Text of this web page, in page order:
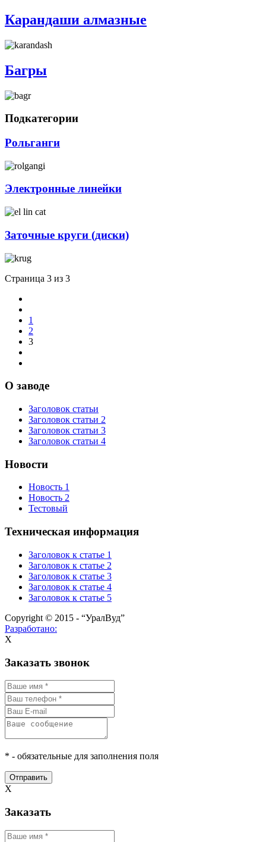
Карандаши алмазные
Багры
Подкатегории
Рольганги
Электронные линейки
Заточные круги (диски)
Страница 3 из 3
1
2
3
О заводе
Заголовок статьи
Заголовок статьи 2
Заголовок статьи 3
Заголовок статьи 4
Новости
Новость 1
Новость 2
Тестовый
Техническая информация
Заголовок к статье 1
Заголовок к статье 2
Заголовок к статье 3
Заголовок к статье 4
Заголовок к статье 5
Copyright © 2015 - “УралВуд”
Разработано:
X
Заказать звонок
* - обязательные для заполнения поля
Отправить
X
Заказать